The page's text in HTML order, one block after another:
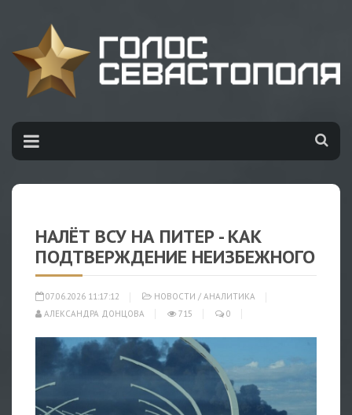
НАЛЁТ ВСУ НА ПИТЕР - КАК
ПОДТВЕРЖДЕНИЕ НЕИЗБЕЖНОГО
07.06.2026 11:17:12 НОВОСТИ / АНАЛИТИКА
АЛЕКСАНДРА ДОНЦОВА
715 0